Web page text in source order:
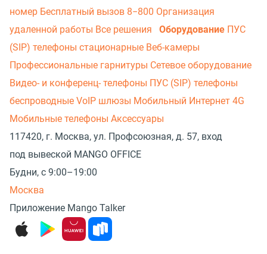
номер Бесплатный вызов 8−800 Организация
удаленной работы Все решения Оборудование ПУС
(SIP) телефоны стационарные Веб-камеры
Профессиональные гарнитуры Сетевое оборудование
Видео- и конференц- телефоны ПУС (SIP) телефоны
беспроводные VoIP шлюзы Мобильный Интернет 4G
Мобильные телефоны Аксессуары
117420, г. Москва, ул. Профсоюзная, д. 57, вход
под вывеской MANGO OFFICE
Будни, с 9:00–19:00
Москва
Приложение Mango Talker